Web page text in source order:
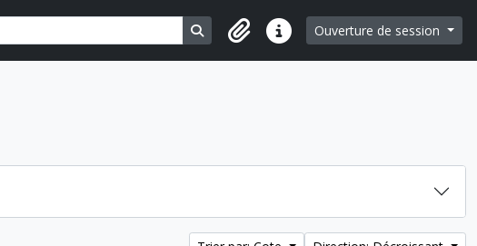
Search in browse page
Liens rapidesOuverture de session